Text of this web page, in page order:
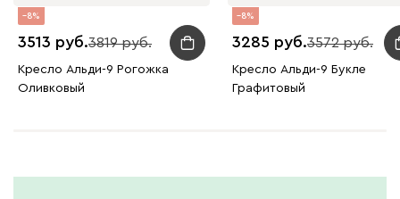
8
3513 3819
Кресло Альди-9 Рогожка
Оливковый
8
3285 3572
Кресло Альди-9 Букле
Графитовый